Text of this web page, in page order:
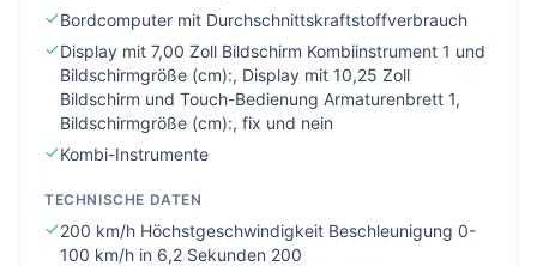
Bordcomputer mit Durchschnittskraftstoffverbrauch
Display mit 7,00 Zoll Bildschirm Kombiinstrument 1 und
Bildschirmgröße (cm):, Display mit 10,25 Zoll
Bildschirm und Touch-Bedienung Armaturenbrett 1,
Bildschirmgröße (cm):, fix und nein
Kombi-Instrumente
TECHNISCHE DATEN
200 km/h Höchstgeschwindigkeit Beschleunigung 0-
100 km/h in 6,2 Sekunden 200